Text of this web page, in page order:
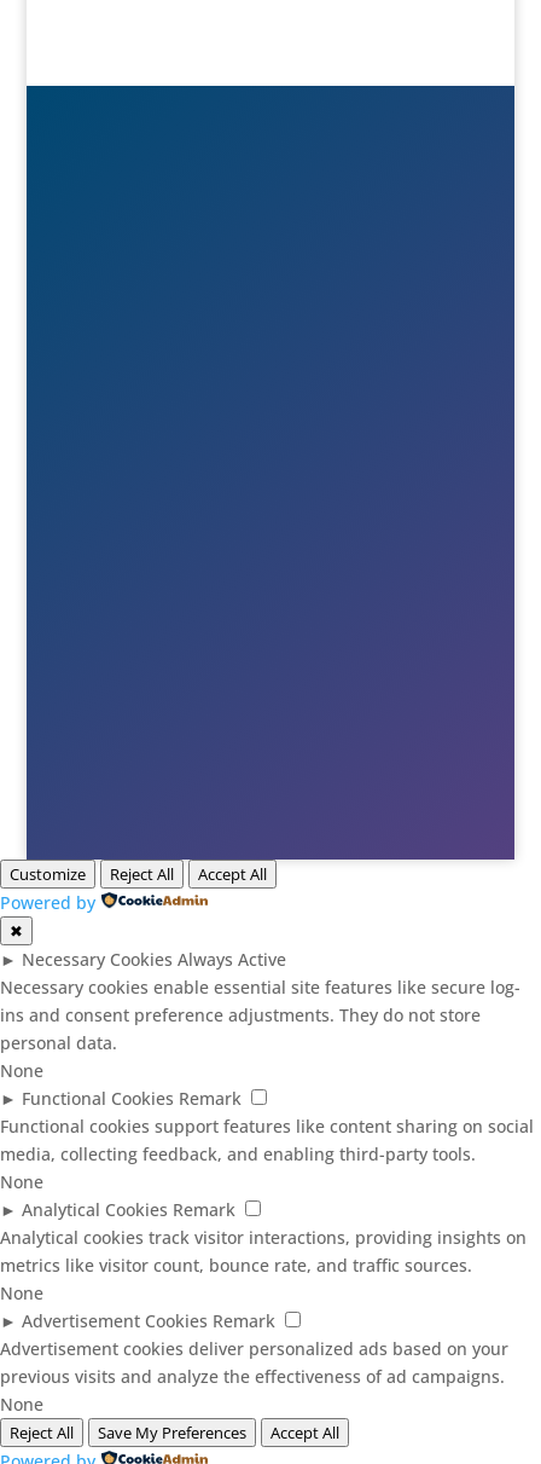
Customize Reject All Accept All
Powered by
✖
► Necessary Cookies Always Active
Necessary cookies enable essential site features like secure log-
ins and consent preference adjustments. They do not store
personal data.
None
► Functional Cookies Remark
Functional cookies support features like content sharing on social
media, collecting feedback, and enabling third-party tools.
None
► Analytical Cookies Remark
Analytical cookies track visitor interactions, providing insights on
metrics like visitor count, bounce rate, and traffic sources.
None
► Advertisement Cookies Remark
Advertisement cookies deliver personalized ads based on your
previous visits and analyze the effectiveness of ad campaigns.
None
Reject All Save My Preferences Accept All